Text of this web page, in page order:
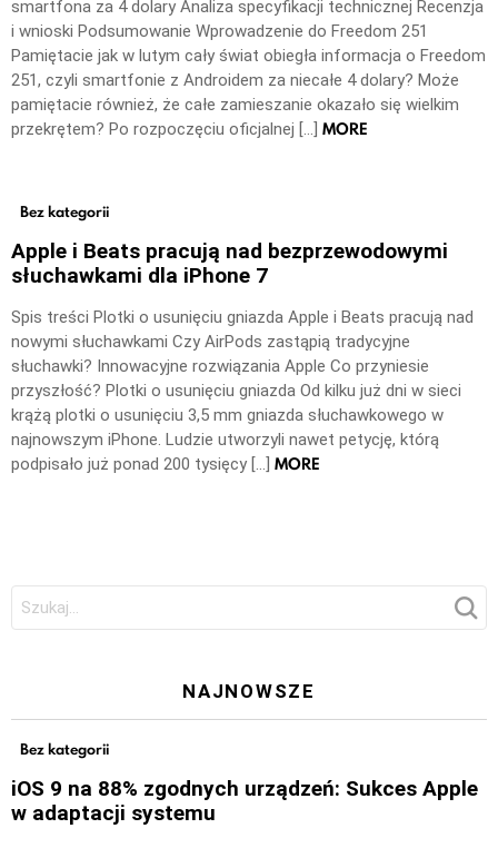
smartfona za 4 dolary Analiza specyfikacji technicznej Recenzja
i wnioski Podsumowanie Wprowadzenie do Freedom 251
Pamiętacie jak w lutym cały świat obiegła informacja o Freedom
251, czyli smartfonie z Androidem za niecałe 4 dolary? Może
pamiętacie również, że całe zamieszanie okazało się wielkim
przekrętem? Po rozpoczęciu oficjalnej […] MORE
Bez kategorii
Apple i Beats pracują nad bezprzewodowymi
słuchawkami dla iPhone 7
Spis treści Plotki o usunięciu gniazda Apple i Beats pracują nad
nowymi słuchawkami Czy AirPods zastąpią tradycyjne
słuchawki? Innowacyjne rozwiązania Apple Co przyniesie
przyszłość? Plotki o usunięciu gniazda Od kilku już dni w sieci
krążą plotki o usunięciu 3,5 mm gniazda słuchawkowego w
najnowszym iPhone. Ludzie utworzyli nawet petycję, którą
podpisało już ponad 200 tysięcy […] MORE
Szukaj:
NAJNOWSZE
Bez kategorii
iOS 9 na 88% zgodnych urządzeń: Sukces Apple
w adaptacji systemu